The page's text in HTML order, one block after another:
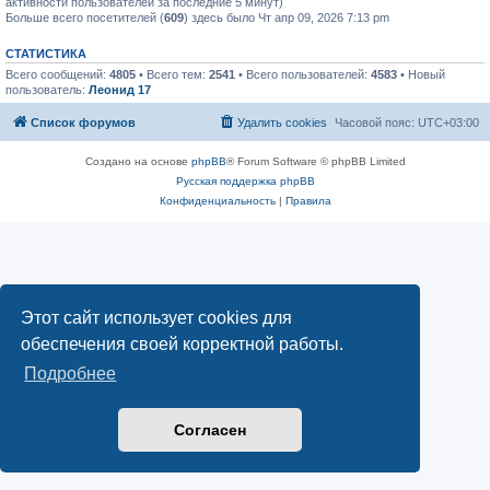
Этот сайт использует cookies для
обеспечения своей корректной работы.
Подробнее
Согласен
Больше всего посетителей (609) здесь было Чт апр 09, 2026 7:13 pm
СТАТИСТИКА
Всего сообщений: 4805 • Всего тем: 2541 • Всего пользователей: 4583 • Новый
пользователь: Леонид 17
Список форумов Часовой пояс: UTC+03:00
Удалить cookies
Создано на основе phpBB® Forum Software © phpBB Limited
Русская поддержка phpBB
Конфиденциальность| Правила